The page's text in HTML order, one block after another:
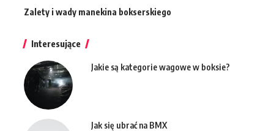
Zalety i wady manekina bokserskiego
Interesujące
Jakie są kategorie wagowe w boksie?
Jak się ubrać na BMX